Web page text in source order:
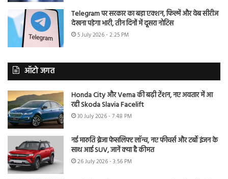
Telegram पर सरकार का बड़ा एक्शन, फिल्में और वेब सीरीज
देखना पड़ेगा भारी, तीन दिनों में दूसरा नोटिस
5 July 2026 - 2:25 PM
ऑटो जगत
Honda City और Verna की बढ़ी टेंशन, नए अवतार में आ
रही Skoda Slavia Facelift
30 July 2026 - 7:48 PM
नई मारुति ब्रेजा फेसलिफ्ट लॉन्च, नए फीचर्स और टर्बो इंजन के
साथ आई SUV, जानें क्या है कीमत
26 July 2026 - 3:56 PM